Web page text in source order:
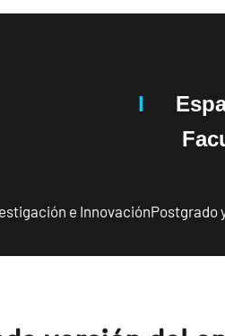
I
e InnovaciónPostgrado